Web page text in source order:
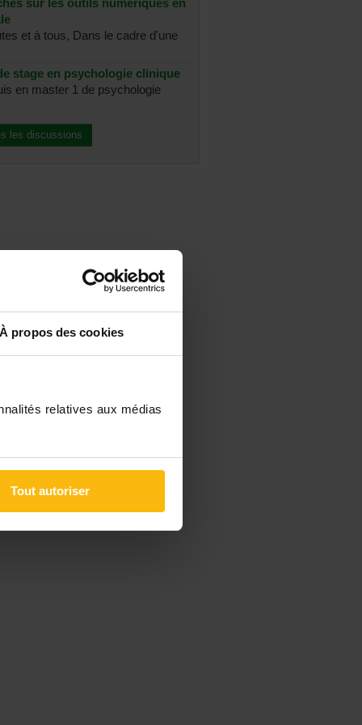
À propos des cookies
relatives aux médias
Tout autoriser
sur les outils numériques en
et à tous, Dans le cadre d'une
stage en psychologie clinique
en master 1 de psychologie
les discussions